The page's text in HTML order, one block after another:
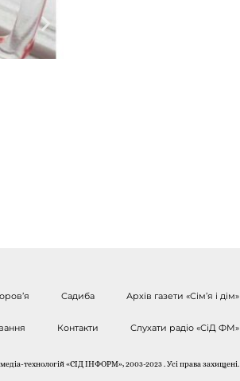
Садиба Архів газети «Сім’я і дім»
Контакти Слухати радіо «СіД ФМ»
технологій «СІД ІНФОРМ», 2003-2023 . Усі права захищені.